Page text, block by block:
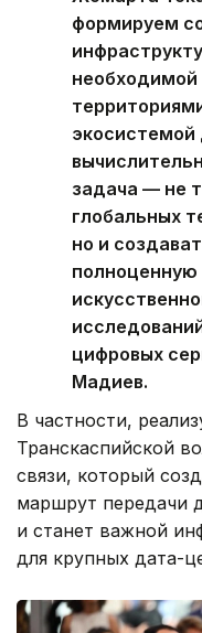
формируем
необходимой
задача — не
глобальных
но и
полноценную
цифровых
Мадиев.
В частности,
Транскаспийской
связи, который
маршрут передачи
и станет важной
для крупных дата-